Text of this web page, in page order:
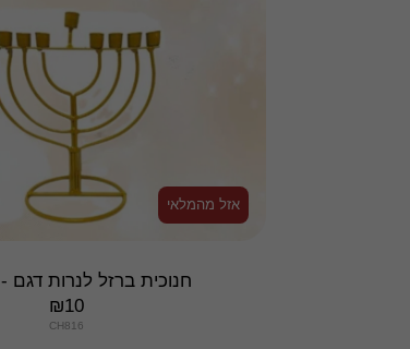
אזל מהמלאי
חנוכית ברזל לנרות דגם - CH816
₪10
CH816